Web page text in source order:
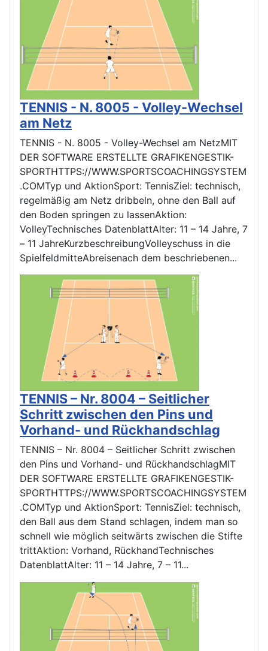
TENNIS - N. 8005 - Volley-Wechsel
am Netz
TENNIS - N. 8005 - Volley-Wechsel am NetzMIT
DER SOFTWARE ERSTELLTE GRAFIKENGESTIK-
SPORTHTTPS://WWW.SPORTSCOACHINGSYSTEM
.COMTyp und AktionSport: TennisZiel: technisch,
regelmäßig am Netz dribbeln, ohne den Ball auf
den Boden springen zu lassenAktion:
VolleyTechnisches DatenblattAlter: 11 – 14 Jahre, 7
– 11 JahreKurzbeschreibungVolleyschuss in die
SpielfeldmitteAbreisenach dem beschriebenen...
TENNIS – Nr. 8004 – Seitlicher
Schritt zwischen den Pins und
Vorhand- und Rückhandschlag
TENNIS – Nr. 8004 – Seitlicher Schritt zwischen
den Pins und Vorhand- und RückhandschlagMIT
DER SOFTWARE ERSTELLTE GRAFIKENGESTIK-
SPORTHTTPS://WWW.SPORTSCOACHINGSYSTEM
.COMTyp und AktionSport: TennisZiel: technisch,
den Ball aus dem Stand schlagen, indem man so
schnell wie möglich seitwärts zwischen die Stifte
trittAktion: Vorhand, RückhandTechnisches
DatenblattAlter: 11 – 14 Jahre, 7 – 11...